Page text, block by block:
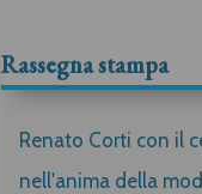
Rassegna stampa
Renato Corti con il
nell'anima della